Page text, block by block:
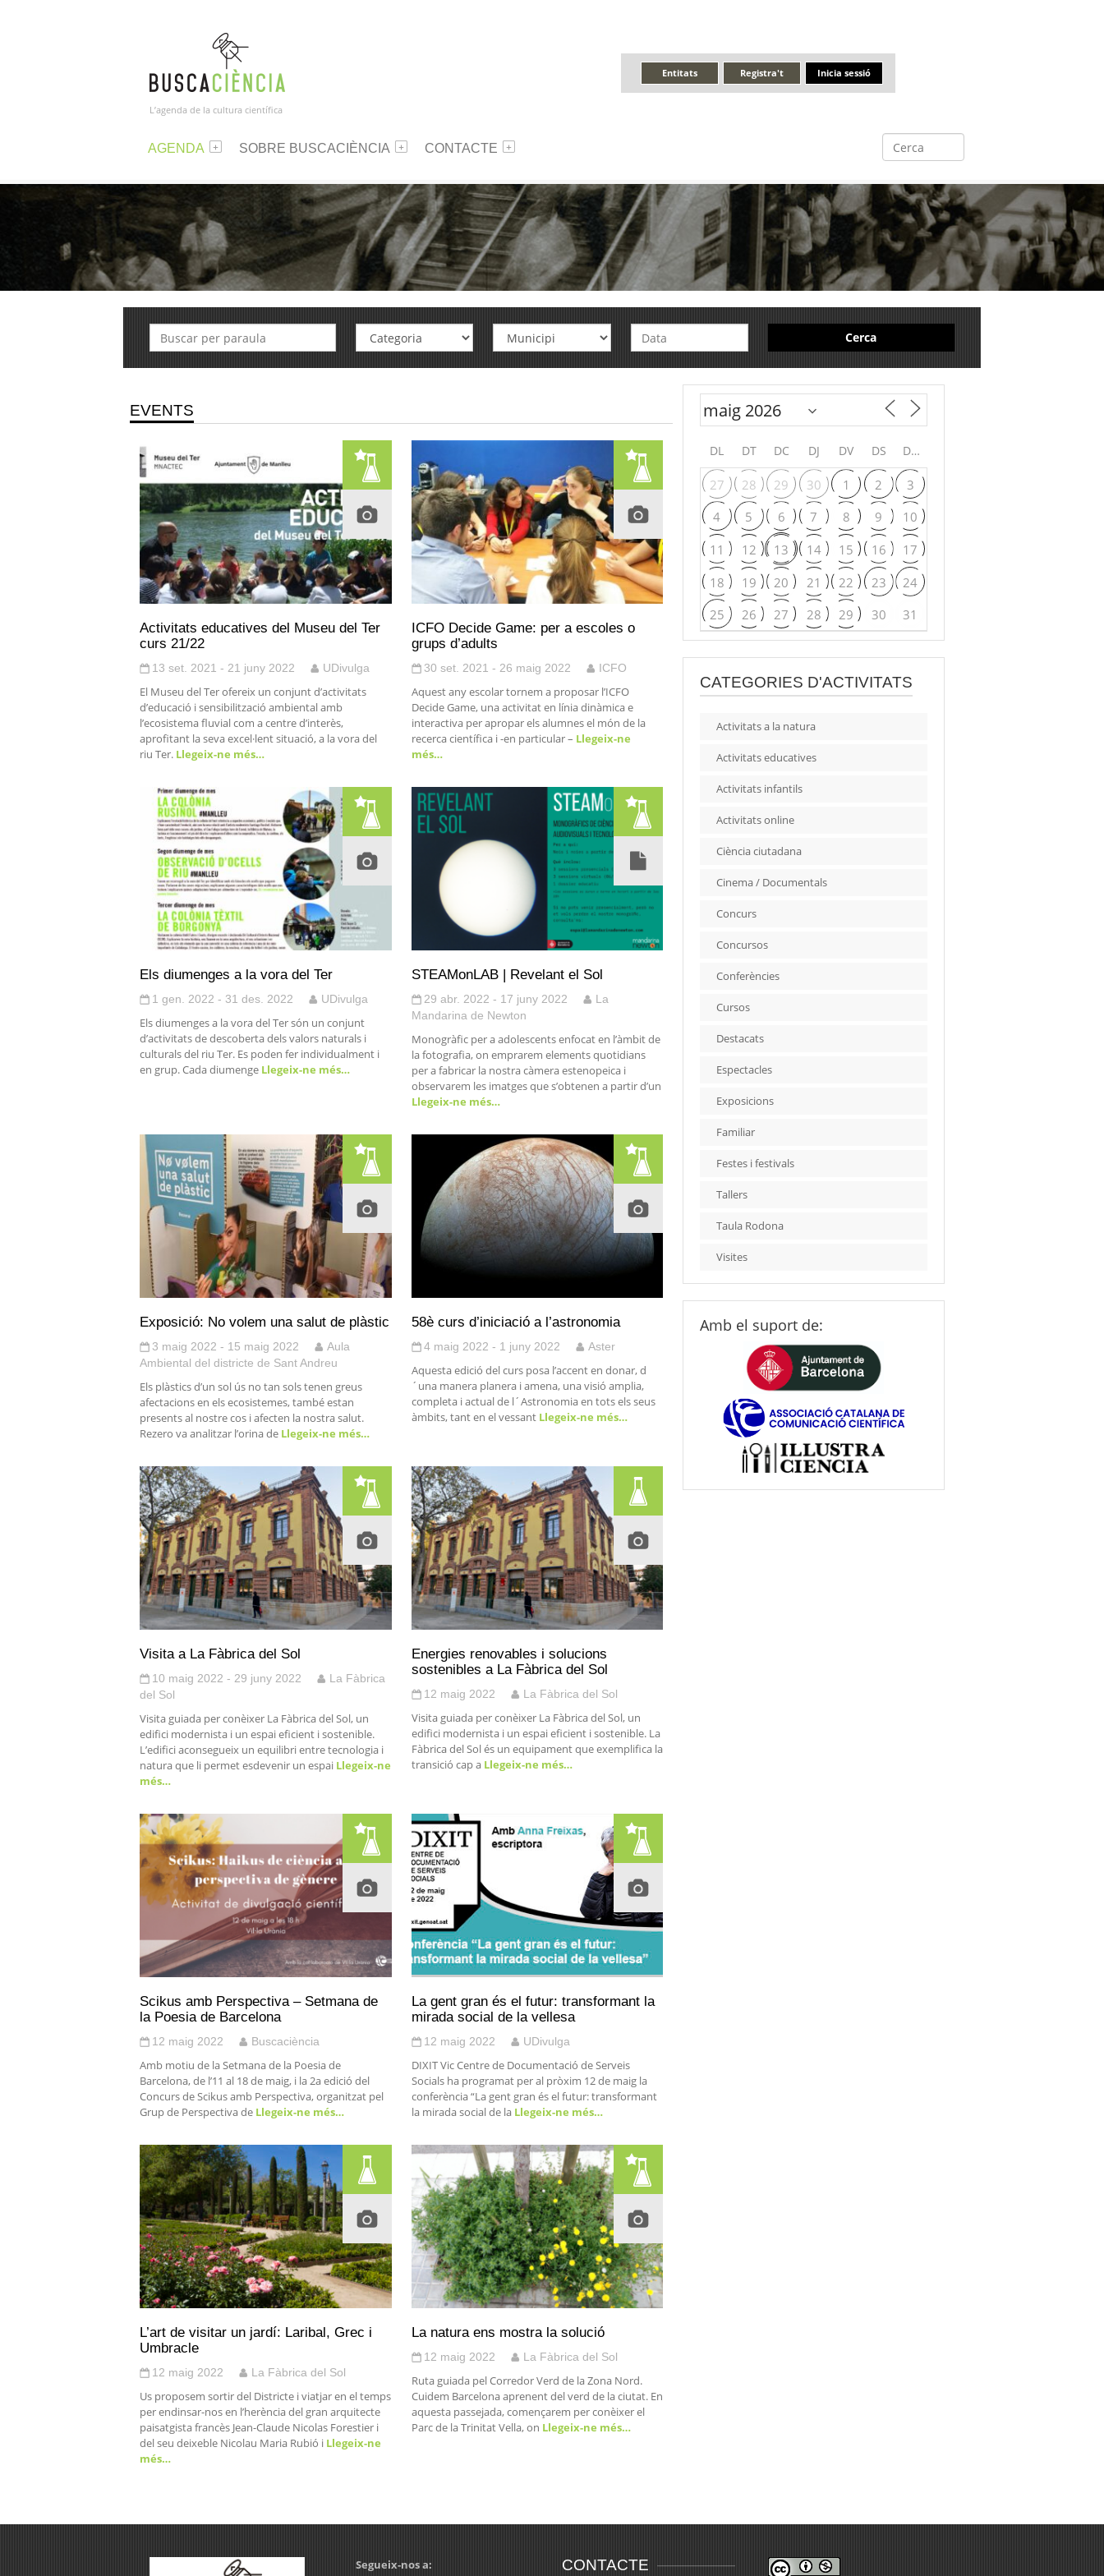
L’agenda de la cultura científica
Inicia sessió
Registra't
Entitats
AGENDA SOBRE BUSCACIÈNCIA CONTACTE
Cerca
EVENTS
Activitats educatives del Museu del Ter
curs 21/22
13 set. 2021 - 21 juny 2022 UDivulga
El Museu del Ter ofereix un conjunt d’activitats
d’educació i sensibilització ambiental amb
l’ecosistema fluvial com a centre d’interès,
aprofitant la seva excel·lent situació, a la vora del
riu Ter. Llegeix-ne més…
ICFO Decide Game: per a escoles o
grups d’adults
30 set. 2021 - 26 maig 2022 ICFO
Aquest any escolar tornem a proposar l’ICFO
Decide Game, una activitat en línia dinàmica e
interactiva per apropar els alumnes el món de la
recerca científica i -en particular – Llegeix-ne
més…
Els diumenges a la vora del Ter
1 gen. 2022 - 31 des. 2022 UDivulga
Els diumenges a la vora del Ter són un conjunt
d’activitats de descoberta dels valors naturals i
culturals del riu Ter. Es poden fer individualment i
en grup. Cada diumenge Llegeix-ne més…
STEAMonLAB | Revelant el Sol
29 abr. 2022 - 17 juny 2022
La
Mandarina de Newton
Monogràfic per a adolescents enfocat en l’àmbit de
la fotografia, on emprarem elements quotidians
per a fabricar la nostra càmera estenopeica i
observarem les imatges que s’obtenen a partir d’un
Llegeix-ne més…
Exposició: No volem una salut de plàstic
3 maig 2022 - 15 maig 2022
Aula
Ambiental del districte de Sant Andreu
Els plàstics d’un sol ús no tan sols tenen greus
afectacions en els ecosistemes, també estan
presents al nostre cos i afecten la nostra salut.
Rezero va analitzar l’orina de Llegeix-ne més…
58è curs d’iniciació a l’astronomia
4 maig 2022 - 1 juny 2022 Aster
Aquesta edició del curs posa l’accent en donar, d
´una manera planera i amena, una visió amplia,
completa i actual de l´Astronomia en tots els seus
àmbits, tant en el vessantLlegeix-ne més…
Visita a La Fàbrica del Sol
10 maig 2022 - 29 juny 2022
La Fàbrica
del Sol
Visita guiada per conèixer La Fàbrica del Sol, un
edifici modernista i un espai eficient i sostenible.
L’edifici aconsegueix un equilibri entre tecnologia i
natura que li permet esdevenir un espai Llegeix-ne
més…
Energies renovables i solucions
sostenibles a La Fàbrica del Sol
12 maig 2022 La Fàbrica del Sol
Visita guiada per conèixer La Fàbrica del Sol, un
edifici modernista i un espai eficient i sostenible. La
Fàbrica del Sol és un equipament que exemplifica la
transició cap aLlegeix-ne més…
Scikus amb Perspectiva – Setmana de
la Poesia de Barcelona
12 maig 2022 Buscaciència
Amb motiu de la Setmana de la Poesia de
Barcelona, de l’11 al 18 de maig, i la 2a edició del
Concurs de Scikus amb Perspectiva, organitzat pel
Grup de Perspectiva de Llegeix-ne més…
La gent gran és el futur: transformant la
mirada social de la vellesa
12 maig 2022 UDivulga
DIXIT Vic Centre de Documentació de Serveis
Socials ha programat per al pròxim 12 de maig la
conferència “La gent gran és el futur: transformant
la mirada social de laLlegeix-ne més…
L’art de visitar un jardí: Laribal, Grec i
Umbracle
12 maig 2022 La Fàbrica del Sol
Us proposem sortir del Districte i viatjar en el temps
per endinsar-nos en l’herència del gran arquitecte
paisatgista francès Jean-Claude Nicolas Forestier i
del seu deixeble Nicolau Maria Rubió i Llegeix-ne
més…
La natura ens mostra la solució
12 maig 2022 La Fàbrica del Sol
Ruta guiada pel Corredor Verd de la Zona Nord.
Cuidem Barcelona aprenent del verd de la ciutat. En
aquesta passejada, començarem per conèixer el
Parc de la Trinitat Vella, on Llegeix-ne més…
DL DT DC DJ DV DS DG
27 28 29 30 1 2
3
4
5 6 7 8 9
10
11
12 13 14 15 16
17
18
19 20 21 22 23
24
25
26 27 28 29 30 31
CATEGORIES D'ACTIVITATS
Activitats a la natura
Activitats educatives
Activitats infantils
Activitats online
Ciència ciutadana
Cinema / Documentals
Concurs
Concursos
Conferències
Cursos
Destacats
Espectacles
Exposicions
Familiar
Festes i festivals
Tallers
Taula Rodona
Visites
Amb el suport de:
Segueix-nos a: CONTACTE